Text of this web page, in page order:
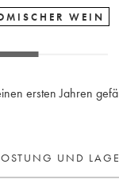
WEIN
ersten Jahren
UND